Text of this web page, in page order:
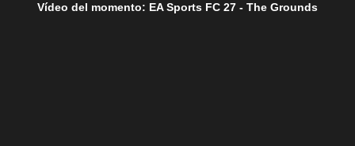
Vídeo del momento: EA Sports FC 27 - The Grounds